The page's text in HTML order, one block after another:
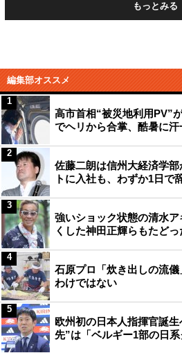
もっとみる
編集部オススメ
高市首相“被災地利用PV”
でヘリから合掌、酷暑に
1
佐藤二朗は信州大経済学
トに入社も、わずか1日で
2
強いショック状態の清水
くした神田正輝らもたど
3
石原プロ「炊き出しの流
わけではない
4
欧州初の日本人指揮官誕
先”は「ベルギー1部の日
5